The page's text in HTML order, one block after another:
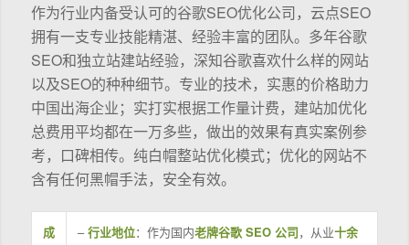
作为行业内备受认可的谷歌SEO优化公司，云点SEO
拥有一支专业技能精湛、经验丰富的团队。多年谷歌
SEO和独立站建站经验，深知谷歌喜欢什么样的网站
以及SEO的种种细节。专业的技术，实惠的价格助力
中国出海企业；实打实根据工作量计费，建站加优化
总费用平均都在一万多些，做出的效果有真实案例参
考，口碑相传。纯白帽整站优化模式；优化的网站不
含有任何黑帽手法，安全有效。
成
–行业地位：作为国内老牌谷歌 SEO 公司，从业十余